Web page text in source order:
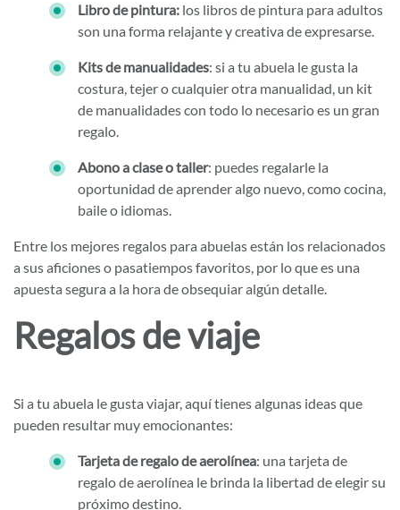
Libro de pintura: los libros de pintura para adultos
son una forma relajante y creativa de expresarse.
Kits de manualidades: si a tu abuela le gusta la
costura, tejer o cualquier otra manualidad, un kit
de manualidades con todo lo necesario es un gran
regalo.
Abono a clase o taller: puedes regalarle la
oportunidad de aprender algo nuevo, como cocina,
baile o idiomas.
Entre los mejores regalos para abuelas están los relacionados
a sus aficiones o pasatiempos favoritos, por lo que es una
apuesta segura a la hora de obsequiar algún detalle.
Regalos de viaje
Si a tu abuela le gusta viajar, aquí tienes algunas ideas que
pueden resultar muy emocionantes:
Tarjeta de regalo de aerolínea: una tarjeta de
regalo de aerolínea le brinda la libertad de elegir su
próximo destino.